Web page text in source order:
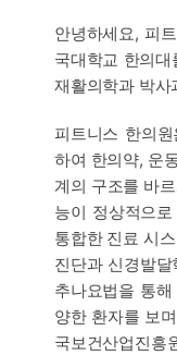
안녕하세요, 피
국대학교 한의
재활의학과 박사
피트니스 한의
하여 한의약, 운
계의 구조를 바
능이 정상적으
통합한 진료 시
진단과 신경발
추나요법을 통
양한 환자를 보
국보건산업진흥